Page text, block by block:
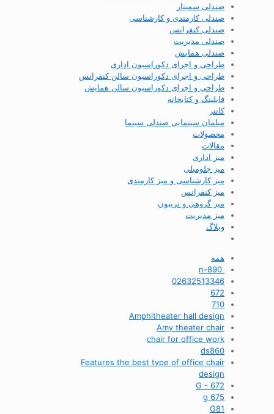
صندلی سمینار
صندلی کارمندی و کارشناسی
صندلی کنفرانس
صندلی مدیریت
صندلی همایش
طراحی و اجرای دکوراسیون اداری
طراحی و اجرای دکوراسیون سالن کنفرانس
طراحی و اجرای دکوراسیون سالن همایش
فایلینگ و کتابخانه
کانتر
مبلمان سینمایی صندلی سینما
محصولات
مقالات
میز اداری
میز جلومبلی
میز کارشناسی و میز کارمندی
میز کنفرانس
میز گروهی و تریبون
میز مدیریت
وبلاگ
همه
02632513346
672
710
Amphitheater hall design
Amy theater chair
chair for office work
ds860
Features the best type of office chair
design
G - 672
g 675
G81